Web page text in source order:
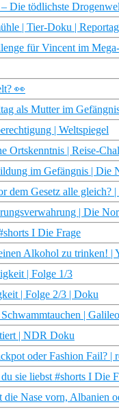
Die tödlichste
| Tier-Doku |
für Vincent im
👀
als Mutter im
| Weltspiegel
Ortskenntnis | Reise-
im Gefängnis | Die
dem Gesetz alle
| Die
I Die Frage
Alkohol zu trinken! |
| Folge 1/3
| Folge 2/3 | Doku
|
| NDR Doku
oder Fashion Fail? |
sie liebst #shorts I Die
Nase vorn, Albanien